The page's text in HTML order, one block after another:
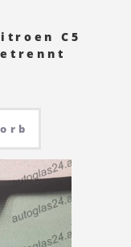
C5